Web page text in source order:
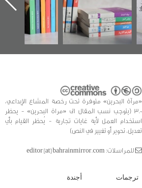
في سلسلة من 5
كتب
«مرآة البحرين» متوفرة تحت رخصة المشاع الإبداعي،
3.0 (يتوجب نسب المقال الى «مراة البحرين» - يحظر
استخدام العمل لأية غايات تجارية - يُحظر القيام بأي
تعديل، تحوير أو تغيير في النص)
للمراسلات: editor [at] bahrainmirror.com
ترجمات أجندة